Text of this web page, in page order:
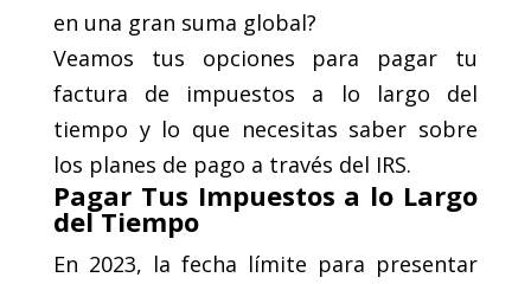
en una gran suma global?
Veamos tus opciones para pagar tu
factura de impuestos a lo largo del
tiempo y lo que necesitas saber sobre
los planes de pago a través del IRS.
Pagar Tus Impuestos a lo Largo
del Tiempo
En 2023, la fecha límite para presentar